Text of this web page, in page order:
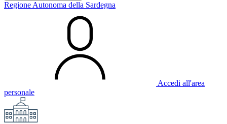
Regione Autonoma della Sardegna
Accedi all'area
personale